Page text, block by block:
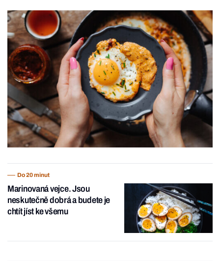
Do 20 minut
Marinovaná vejce. Jsou
neskutečně dobrá a budete je
chtít jíst ke všemu